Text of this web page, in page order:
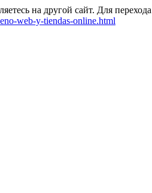
на другой сайт. Для
web-y-tiendas-online.html